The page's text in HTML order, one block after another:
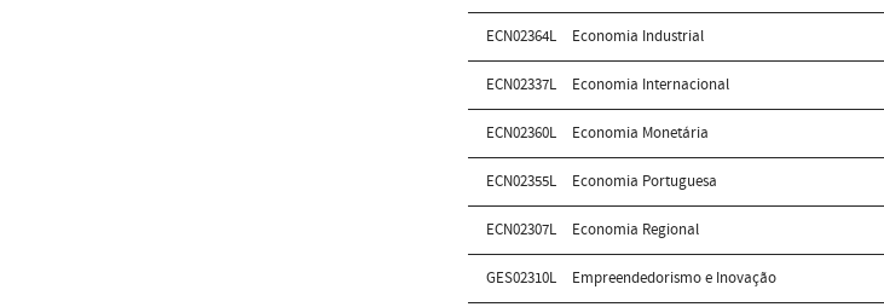
ECN02364L Economia Industrial
ECN02337L Economia Internacional
ECN02360L Economia Monetária
ECN02355L Economia Portuguesa
ECN02307L Economia Regional
GES02310L Empreendedorismo e Inovação